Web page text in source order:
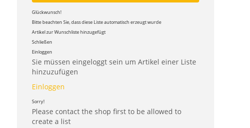
Glückwunsch!
Bitte beachten Sie, dass diese Liste automatisch erzeugt wurde
Artikel zur Wunschliste hinzugefügt
Schließen
Einloggen
Sie müssen eingeloggt sein um Artikel einer Liste
hinzuzufügen
Einloggen
Sorry!
Please contact the shop first to be allowed to
create a list